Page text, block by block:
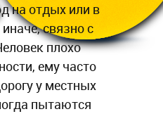
на отдых или в
связно с
плохо
ему часто
у местных
пытаются